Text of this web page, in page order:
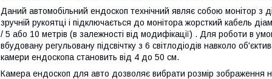
Даний автомобільний ендоскоп технічний являє собою монітор з
зручній рукоятці і підключається до монітора жорсткий кабель
/ 5 або 10 метрів (в залежності від модифікації) . Для роботи в
вбудовану регульовану підсвічтку з 6 світлодіодів навколо
камери ендоскопа становить від 4 до 50 см.
Камера ендоскоп для авто дозволяє вибрати розмір зображення